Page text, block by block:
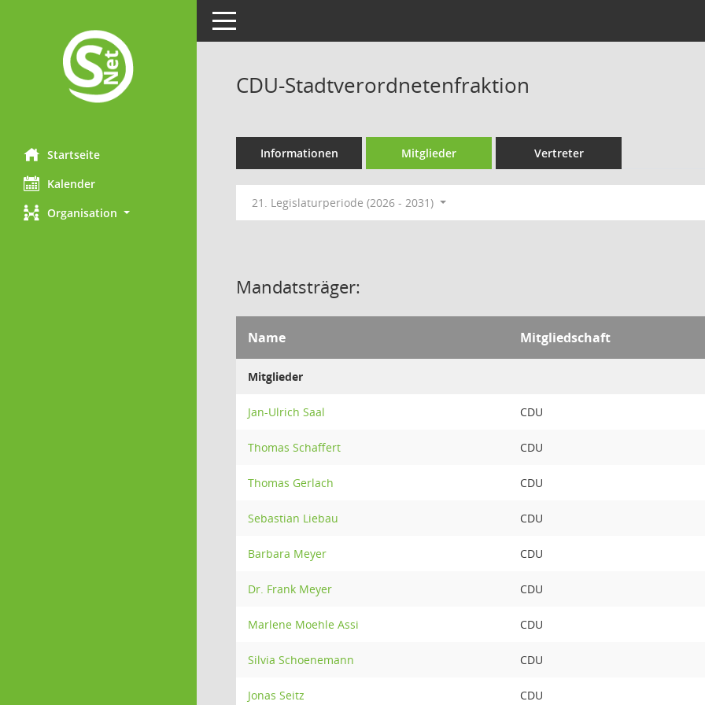
Startseite
Kalender
Organisation
Toggle navigation
CDU-Stadtverordnetenfraktion
Informationen Mitglieder Vertreter
21. Legislaturperiode (2026 - 2031)
Mandatsträger:
Name Mitgliedschaft
Mitglieder
Jan-Ulrich Saal CDU
Thomas Schaffert CDU
Thomas Gerlach CDU
Sebastian Liebau CDU
Barbara Meyer CDU
Dr. Frank Meyer CDU
Marlene Moehle Assi CDU
Silvia Schoenemann CDU
Jonas Seitz CDU